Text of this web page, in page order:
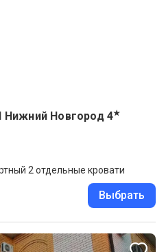
Нижний Новгород 4★
2 отдельные кровати
Выбрать